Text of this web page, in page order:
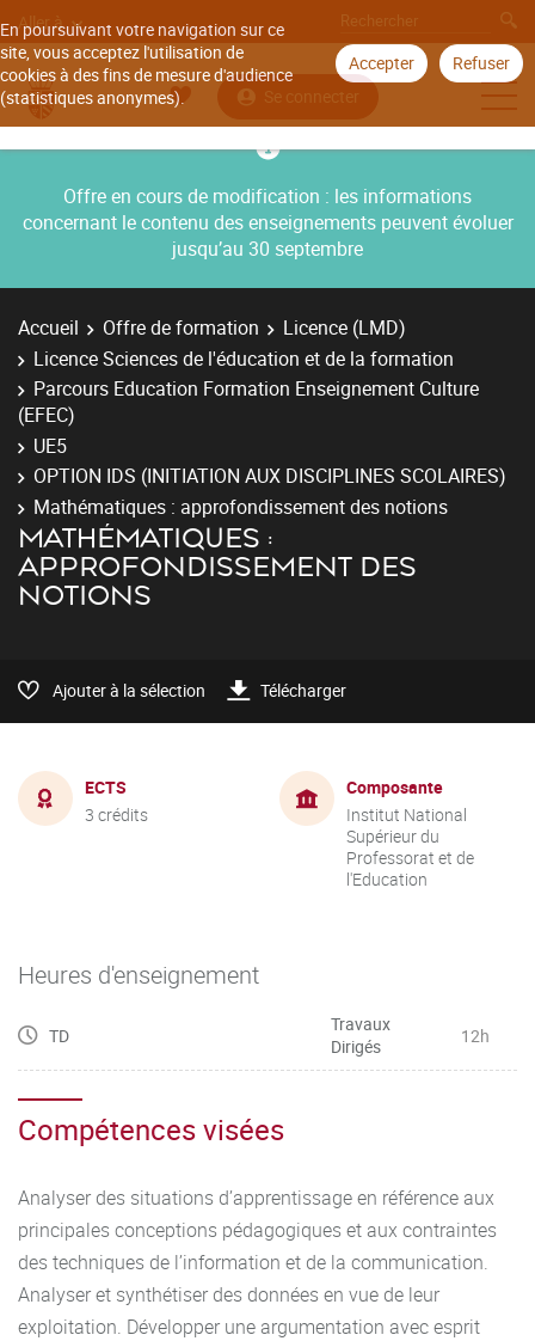
En poursuivant votre navigation sur ce
site, vous acceptez l'utilisation de
cookies à des fins de mesure d'audience
(statistiques anonymes).
Accepter Refuser
Aller à
Se connecter
Offre en cours de modification : les informations
concernant le contenu des enseignements peuvent évoluer
jusqu’au 30 septembre
Accueil Offre de formation
Licence (LMD)
Licence Sciences de l'éducation et de la formation
Parcours Education Formation Enseignement Culture
(EFEC)
UE5
OPTION IDS (INITIATION AUX DISCIPLINES SCOLAIRES)
Mathématiques : approfondissement des notions
MATHÉMATIQUES :
APPROFONDISSEMENT DES
NOTIONS
Ajouter à la sélection Télécharger
ECTS
3 crédits
Composante
Institut National
Supérieur du
Professorat et de
l'Education
Heures d'enseignement
TD
Travaux
Dirigés
12h
Compétences visées
Analyser des situations d’apprentissage en référence aux
principales conceptions pédagogiques et aux contraintes
des techniques de l’information et de la communication.
Analyser et synthétiser des données en vue de leur
exploitation. Développer une argumentation avec esprit